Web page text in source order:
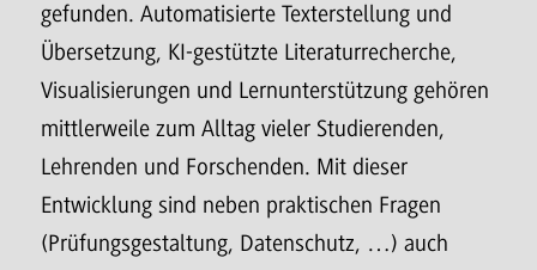
gefunden. Automatisierte Texterstellung und
Übersetzung, KI-gestützte Literaturrecherche,
Visualisierungen und Lernunterstützung gehören
mittlerweile zum Alltag vieler Studierenden,
Lehrenden und Forschenden. Mit dieser
Entwicklung sind neben praktischen Fragen
(Prüfungsgestaltung, Datenschutz, …) auch